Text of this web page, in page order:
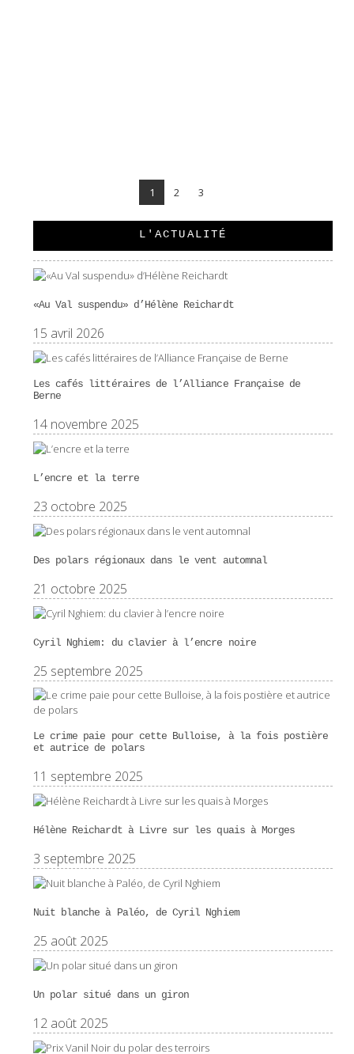
1 2 3
L'ACTUALITÉ
«Au Val suspendu» d’Hélène Reichardt
15 avril 2026
Les cafés littéraires de l’Alliance Française de
Berne
14 novembre 2025
L’encre et la terre
23 octobre 2025
Des polars régionaux dans le vent automnal
21 octobre 2025
Cyril Nghiem: du clavier à l’encre noire
25 septembre 2025
Le crime paie pour cette Bulloise, à la fois postière
et autrice de polars
11 septembre 2025
Hélène Reichardt à Livre sur les quais à Morges
3 septembre 2025
Nuit blanche à Paléo, de Cyril Nghiem
25 août 2025
Un polar situé dans un giron
12 août 2025